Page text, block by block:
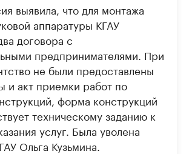
выявила, что для монтажа
аппаратуры КГАУ
договора с
предпринимателями. При
не были предоставлены
и акт приемки работ по
форма конструкций
техническому заданию к
услуг. Была уволена
Ольга Кузьмина.